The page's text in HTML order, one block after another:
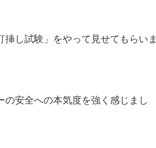
し試験」をやって見せてもらいま
安全への本気度を強く感じまし